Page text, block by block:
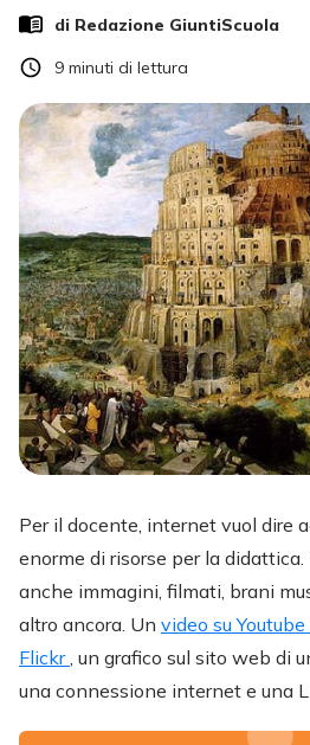
di Redazione GiuntiScuola
9 minuti di lettura
Per il docente, internet vuol dire
enorme di risorse per la
anche immagini, filmati, brani
altro ancora. Un video su Youtube
Flickr , un grafico sul sito web di
una connessione internet e una